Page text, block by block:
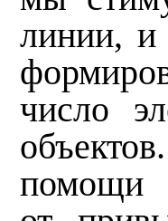
линии, и
число